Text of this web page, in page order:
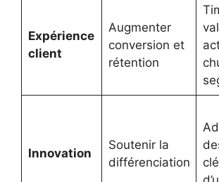
Expérience
client
Augmenter
conversion et
rétention
Innovation
Soutenir la
différenciation